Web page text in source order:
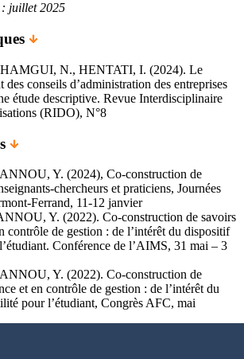
juillet 2025
N., HENTATI, I. (2024). Le
des conseils d’administration des entreprises
étude descriptive. Revue Interdisciplinaire
(RIDO), N°8
Y. (2024), Co-construction de
chercheurs et praticiens, Journées
Ferrand, 11-12 janvier
Y. (2022). Co-construction de savoirs
contrôle de gestion : de l’intérêt du dispositif
Conférence de l’AIMS, 31 mai – 3
Y. (2022). Co-construction de
et en contrôle de gestion : de l’intérêt du
pour l’étudiant, Congrès AFC, mai